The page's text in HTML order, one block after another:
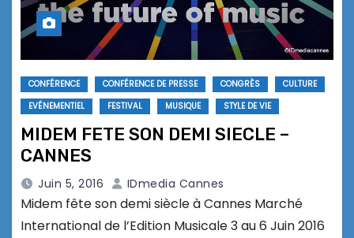
CONFÉRENCE CONFÉRENCE DE PRESSE CONGRÈS
CULTURE
EVÉNEMENTIEL
FESTIVAL MUSIQUE STYLE DE VIE
MIDEM FETE SON DEMI SIECLE –
CANNES
Juin 5, 2016 IDmedia Cannes
Midem fête son demi siècle à Cannes Marché
International de l’Edition Musicale 3 au 6 Juin 2016